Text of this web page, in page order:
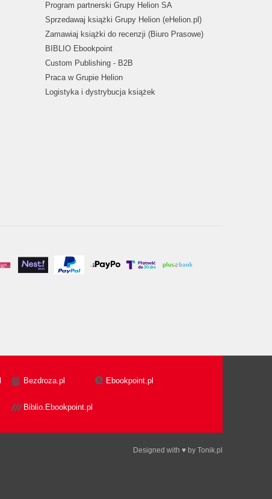
Program partnerski Grupy Helion SA
Sprzedawaj książki Grupy Helion (eHelion.pl)
Zamawiaj książki do recenzji (Biuro Prasowe)
BIBLIO Ebookpoint
Custom Publishing - B2B
Praca w Grupie Helion
Logistyka i dystrybucja książek
Bezdroza.pl Ebookpoint.pl
Biblio.Ebookpoint.pl
Designed with ♥ by Tonik.pl